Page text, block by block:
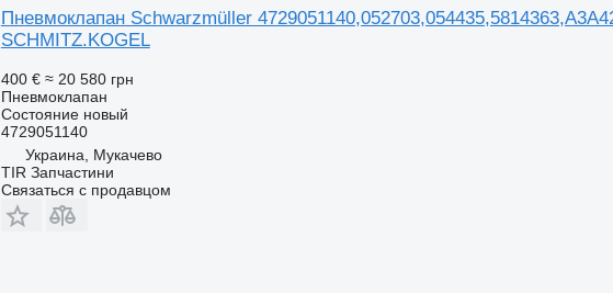
Пневмоклапан Schwarzmüller
SCHMITZ.KOGEL
400 € ≈ 20 580 грн
Пневмоклапан
Состояниеновый
4729051140
Украина, Мукачево
TIR Запчастини
Связаться с продавцом